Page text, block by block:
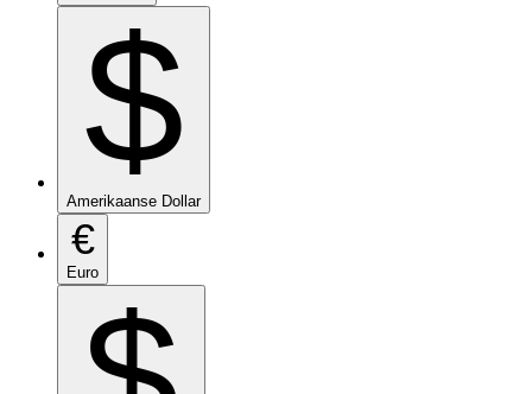
$
Amerikaanse Dollar
€
Euro